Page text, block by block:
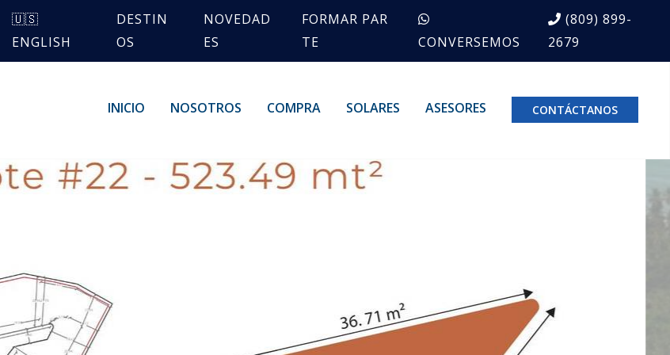
🇺🇸
ENGLISH
DESTIN
OS
NOVEDAD
ES
FORMAR PAR
TE
CONVERSEMOS
(809) 899-
2679
INICIO NOSOTROS COMPRA SOLARES ASESORES CONTÁCTANOS